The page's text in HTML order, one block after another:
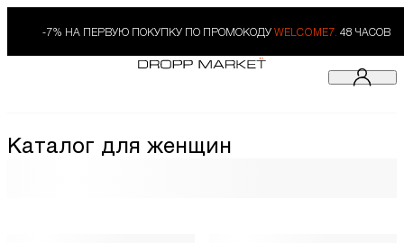
-7% НА ПЕРВУЮ ПОКУПКУ ПО ПРОМОКОДУ WELCOME7. 48 ЧАСОВ
Каталог для женщин